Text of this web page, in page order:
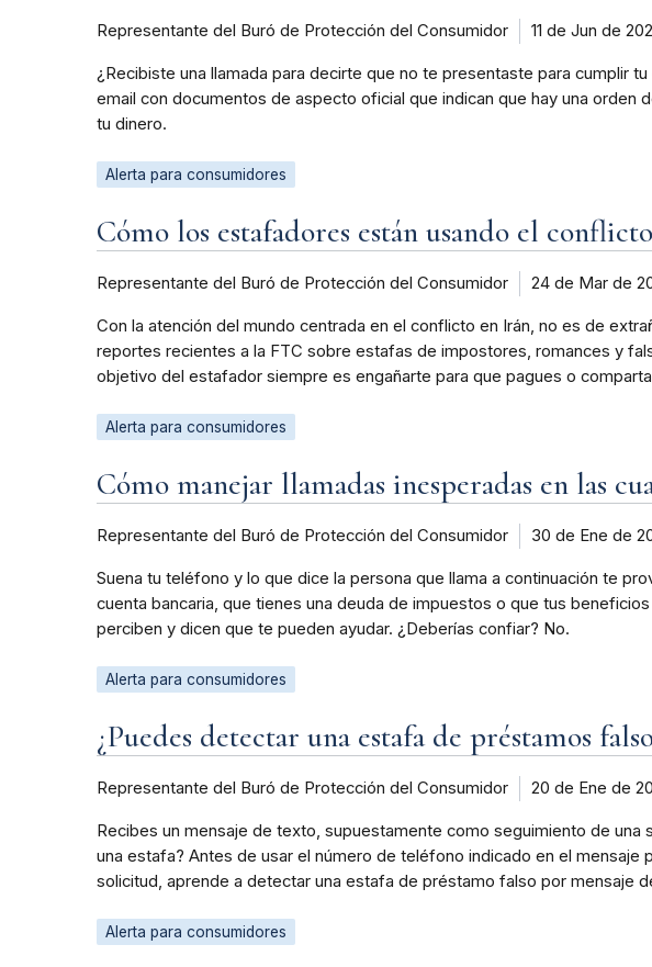
Representante del Buró de Protección del Consumidor 11 de Jun de
¿Recibiste una llamada para decirte que no te presentaste para cumplir
email con documentos de aspecto oficial que indican que hay una
tu dinero.
Alerta para consumidores
Cómo los estafadores están usando el
Representante del Buró de Protección del Consumidor 24 de Mar de
Con la atención del mundo centrada en el conflicto en Irán, no es de
reportes recientes a la FTC sobre estafas de impostores, romances y
objetivo del estafador siempre es engañarte para que pagues o
Alerta para consumidores
Cómo manejar llamadas inesperadas en las
Representante del Buró de Protección del Consumidor 30 de Ene de
Suena tu teléfono y lo que dice la persona que llama a continuación te
cuenta bancaria, que tienes una deuda de impuestos o que tus
perciben y dicen que te pueden ayudar. ¿Deberías confiar? No.
Alerta para consumidores
¿Puedes detectar una estafa de préstamos
Representante del Buró de Protección del Consumidor 20 de Ene de
Recibes un mensaje de texto, supuestamente como seguimiento de
una estafa? Antes de usar el número de teléfono indicado en el
solicitud, aprende a detectar una estafa de préstamo falso por mensaje
Alerta para consumidores